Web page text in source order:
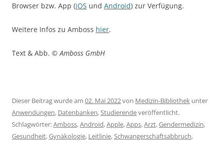
Browser bzw. App (iOS und Android) zur Verfügung.
Weitere Infos zu Amboss hier.
Text & Abb. ©Amboss GmbH
Dieser Beitrag wurde am 02. Mai 2022von Medizin-Bibliothek unter
Anwendungen, Datenbanken,Studierendeveröffentlicht.
Schlagwörter:Amboss,Android,Apple,Apps,Arzt,Gendermedizin,
Gesundheit,Gynäkologie, Leitlinie,Schwangerschaftsabbruch,